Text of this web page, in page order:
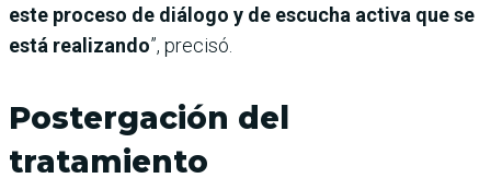
este proceso de diálogo y de escucha activa que se
está realizando”, precisó.
Postergación del
tratamiento